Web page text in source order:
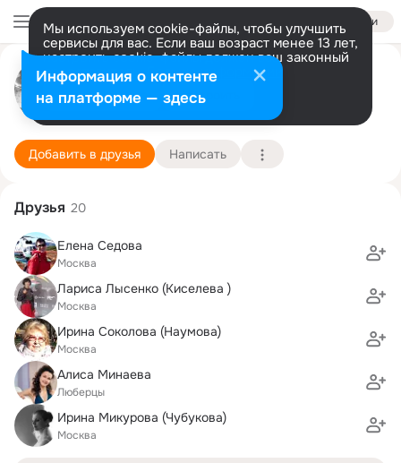
Войти
Мы используем cookie-файлы, чтобы улучшить
сервисы для вас. Если ваш возраст менее 13 лет,
настроить cookie-файлы должен ваш законный
представитель. Больше информации
Разрешить все Настроить
Олег Рудаков
Москва
5 января (57 лет)
328 школа (с гимназическими классами)
Подробнее
Добавить в друзья Написать
Друзья 20
Елена Седова
Москва
Лариса Лысенко (Киселева )
Москва
Ирина Соколова (Наумова)
Москва
Алиса Минаева
Люберцы
Ирина Микурова (Чубукова)
Москва
Информация о контенте
на платформе — здесь